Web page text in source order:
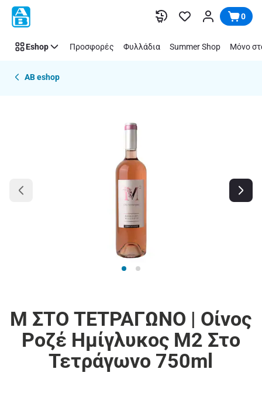
Παράλειψη 0
Eshop Προσφορές Φυλλάδια Summer Shop Μόνο
AB eshop
Μ ΣΤΟ ΤΕΤΡΑΓΩΝΟ | Οίνος
Ροζέ Ημίγλυκος Μ2 Στο
Τετράγωνο 750ml